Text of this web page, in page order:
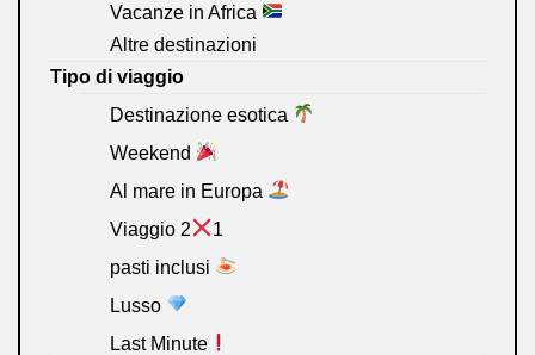
Vacanze in Africa
Altre destinazioni
Tipo di viaggio
Destinazione esotica
Weekend
Al mare in Europa
Viaggio 2
1
pasti inclusi
Lusso
Last Minute